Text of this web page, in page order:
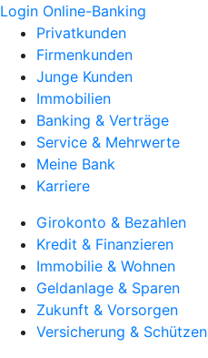
Login Online-Banking
Privatkunden
Firmenkunden
Junge Kunden
Immobilien
Banking & Verträge
Service & Mehrwerte
Meine Bank
Karriere
Girokonto & Bezahlen
Kredit & Finanzieren
Immobilie & Wohnen
Geldanlage & Sparen
Zukunft & Vorsorgen
Versicherung & Schützen